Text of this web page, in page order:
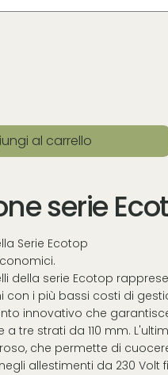
al carrello
serie
Serie Ecotop
della serie Ecotop
con i più bassi costi di
innovativo che
a tre strati da 110 mm.
che permette di
allestimenti da 230 Volt